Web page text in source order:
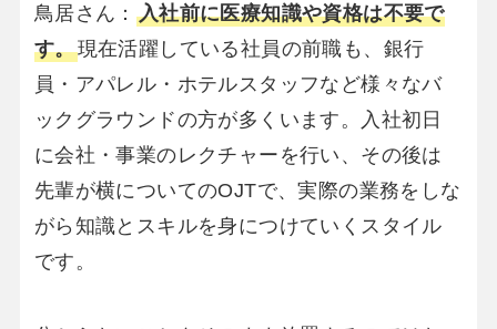
鳥居さん： 入社前に医療知識や資格は不要で
す。現在活躍している社員の前職も、銀行
員・アパレル・ホテルスタッフなど様々なバ
ックグラウンドの方が多くいます。入社初日
に会社・事業のレクチャーを行い、その後は
先輩が横についてのOJTで、実際の業務をしな
がら知識とスキルを身につけていくスタイル
です。